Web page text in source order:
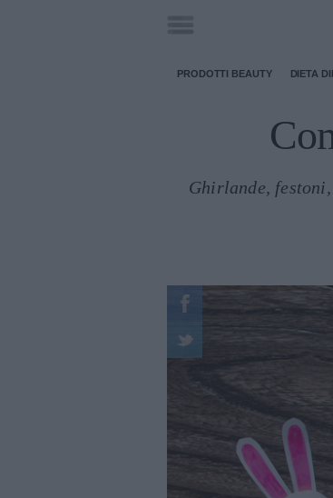
PRODOTTI BEAUTY DIETA
Ghirlande,